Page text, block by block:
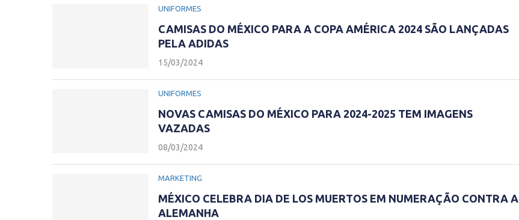
UNIFORMES
CAMISAS DO MÉXICO PARA A COPA AMÉRICA 2024 SÃO LANÇADAS
PELA ADIDAS
15/03/2024
UNIFORMES
NOVAS CAMISAS DO MÉXICO PARA 2024-2025 TEM IMAGENS
VAZADAS
08/03/2024
MARKETING
MÉXICO CELEBRA DIA DE LOS MUERTOS EM NUMERAÇÃO CONTRA A
ALEMANHA